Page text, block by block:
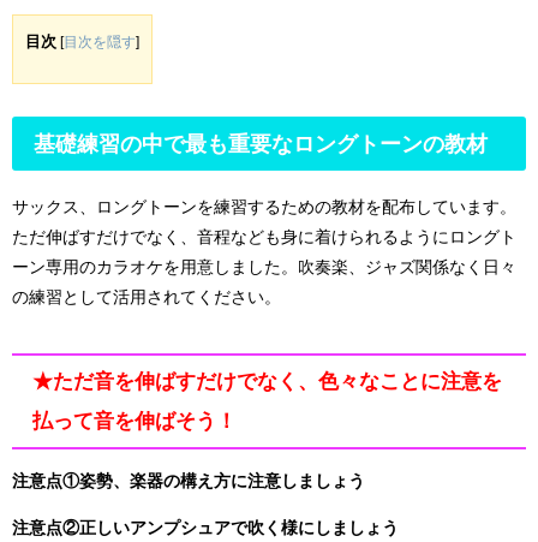
目次 [目次を隠す]
基礎練習の中で最も重要なロングトーンの教材
サックス、ロングトーンを練習するための教材を配布しています。
ただ伸ばすだけでなく、音程なども身に着けられるようにロングト
ーン専用のカラオケを用意しました。吹奏楽、ジャズ関係なく日々
の練習として活用されてください。
★ただ音を伸ばすだけでなく、色々なことに注意を
払って音を伸ばそう！
注意点①姿勢、楽器の構え方に注意しましょう
注意点②正しいアンプシュアで吹く様にしましょう